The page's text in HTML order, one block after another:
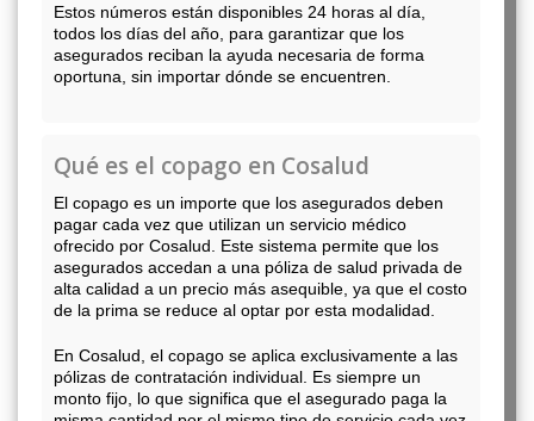
Estos números están disponibles 24 horas al día,
todos los días del año, para garantizar que los
asegurados reciban la ayuda necesaria de forma
oportuna, sin importar dónde se encuentren.
Qué es el copago en Cosalud
El copago es un importe que los asegurados deben
pagar cada vez que utilizan un servicio médico
ofrecido por Cosalud. Este sistema permite que los
asegurados accedan a una póliza de salud privada de
alta calidad a un precio más asequible, ya que el costo
de la prima se reduce al optar por esta modalidad.
En Cosalud, el copago se aplica exclusivamente a las
pólizas de contratación individual. Es siempre un
monto fijo, lo que significa que el asegurado paga la